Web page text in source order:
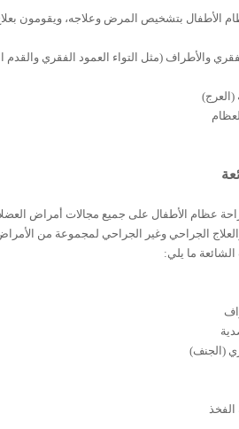
الأطفال بتشخيص المرض وعلاجه، ويقومون
والأطراف (مثل التواء العمود الفقري والقدم
(العرج)
عظام الأطفال على جميع مجالات أمراض
الجراحي وغير الجراحي لمجموعة من
الشائعة ما يلي:
(الجنف)